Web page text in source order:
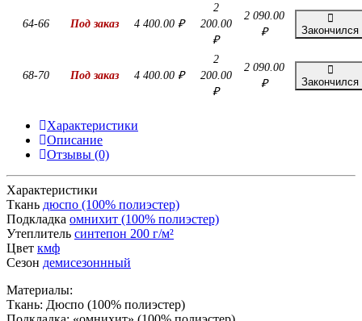
64-66 Под заказ 4 400.00 ₽
2
200.00
₽
2 090.00
₽
Закончился
68-70 Под заказ 4 400.00 ₽
2
200.00
₽
2 090.00
₽
Закончился
Характеристики
Описание
Отзывы (0)
Характеристики
Ткань дюспо (100% полиэстер)
Подкладка омнихит (100% полиэстер)
Утеплитель синтепон 200 г/м²
Цвет кмф
Сезон демисезоннный
Материалы:
Ткань: Дюспо (100% полиэстер)